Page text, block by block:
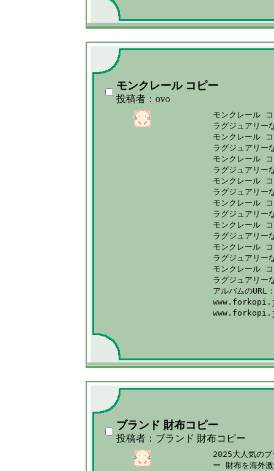
モンクレール コピー
投稿者：ovo
モンクレール
ラグジュアリー
モンクレール
ラグジュアリー
モンクレール
ラグジュアリー
モンクレール
ラグジュアリー
モンクレール
ラグジュアリー
モンクレール
ラグジュアリー
モンクレール
ラグジュアリー
モンクレール
ラグジュアリー
アルバムのURL
ブランド 財布コピー
投稿者：ブランド 財布コピー
2025大人気の
ー 財布を海外